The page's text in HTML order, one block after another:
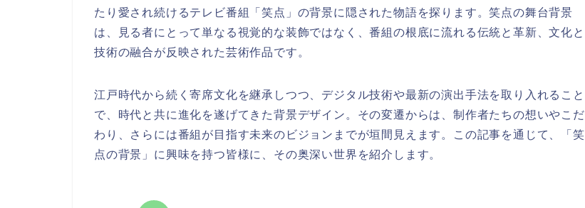
たり愛され続けるテレビ番組「笑点」の背景に隠された物語を探ります。笑点の舞台背景
は、見る者にとって単なる視覚的な装飾ではなく、番組の根底に流れる伝統と革新、文化と
技術の融合が反映された芸術作品です。
江戸時代から続く寄席文化を継承しつつ、デジタル技術や最新の演出手法を取り入れること
で、時代と共に進化を遂げてきた背景デザイン。その変遷からは、制作者たちの想いやこだ
わり、さらには番組が目指す未来のビジョンまでが垣間見えます。この記事を通じて、「笑
点の背景」に興味を持つ皆様に、その奥深い世界を紹介します。